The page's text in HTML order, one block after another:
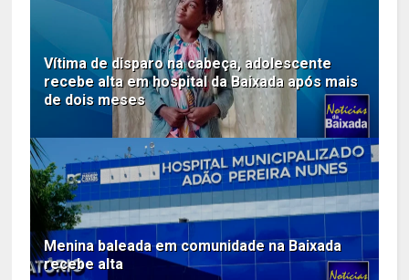
Vítima de disparo na cabeça, adolescente
recebe alta em hospital da Baixada após mais
de dois meses
Menina baleada em comunidade na Baixada
recebe alta